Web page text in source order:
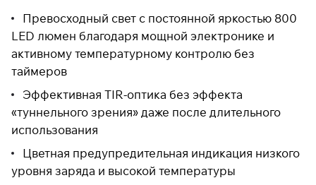
Превосходный свет с постоянной яркостью 800
LED люмен благодаря мощной электронике и
активному температурному контролю без
таймеров
Эффективная TIR-оптика без эффекта
«туннельного зрения» даже после длительного
использования
Цветная предупредительная индикация низкого
уровня заряда и высокой температуры
по25%каждые 2 недели
* При оплате через
ПЛАЙТ
применяются.
Подробнее
об оплате Плайтом